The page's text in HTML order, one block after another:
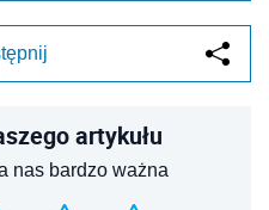
artykułu
nas bardzo ważna